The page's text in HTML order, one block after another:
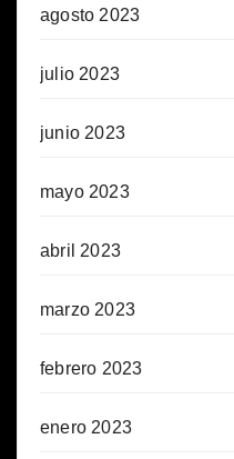
agosto 2023
julio 2023
junio 2023
mayo 2023
abril 2023
marzo 2023
febrero 2023
enero 2023